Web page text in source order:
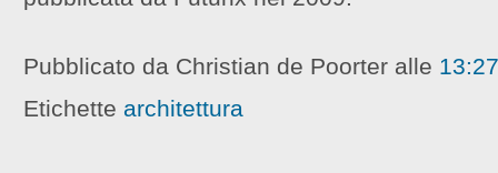
Pubblicato da Christian de Poorter alle 13:27
Etichette architettura